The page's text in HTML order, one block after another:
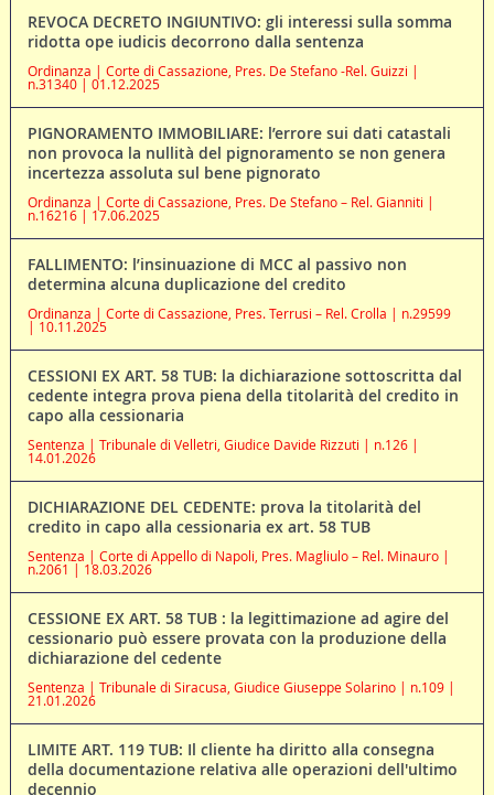
REVOCA DECRETO INGIUNTIVO: gli interessi sulla somma
ridotta ope iudicis decorrono dalla sentenza
Ordinanza | Corte di Cassazione, Pres. De Stefano -Rel. Guizzi |
n.31340 | 01.12.2025
PIGNORAMENTO IMMOBILIARE: l’errore sui dati catastali
non provoca la nullità del pignoramento se non genera
incertezza assoluta sul bene pignorato
Ordinanza | Corte di Cassazione, Pres. De Stefano – Rel. Gianniti |
n.16216 | 17.06.2025
FALLIMENTO: l’insinuazione di MCC al passivo non
determina alcuna duplicazione del credito
Ordinanza | Corte di Cassazione, Pres. Terrusi – Rel. Crolla | n.29599
| 10.11.2025
CESSIONI EX ART. 58 TUB: la dichiarazione sottoscritta dal
cedente integra prova piena della titolarità del credito in
capo alla cessionaria
Sentenza | Tribunale di Velletri, Giudice Davide Rizzuti | n.126 |
14.01.2026
DICHIARAZIONE DEL CEDENTE: prova la titolarità del
credito in capo alla cessionaria ex art. 58 TUB
Sentenza | Corte di Appello di Napoli, Pres. Magliulo – Rel. Minauro |
n.2061 | 18.03.2026
CESSIONE EX ART. 58 TUB : la legittimazione ad agire del
cessionario può essere provata con la produzione della
dichiarazione del cedente
Sentenza | Tribunale di Siracusa, Giudice Giuseppe Solarino | n.109 |
21.01.2026
LIMITE ART. 119 TUB: Il cliente ha diritto alla consegna
della documentazione relativa alle operazioni dell'ultimo
decennio